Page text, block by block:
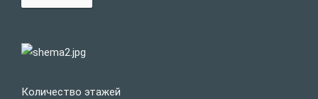
Количество этажей